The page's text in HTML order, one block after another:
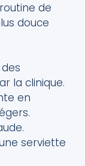
de
douce
la clinique.
en
serviette